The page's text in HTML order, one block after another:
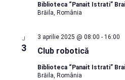
Biblioteca “Panait Istrati”
Brăila, România
J
3 Club robotică
3 aprilie 2025 @ 08:00 - 16:00
Biblioteca “Panait Istrati”
Brăila, România